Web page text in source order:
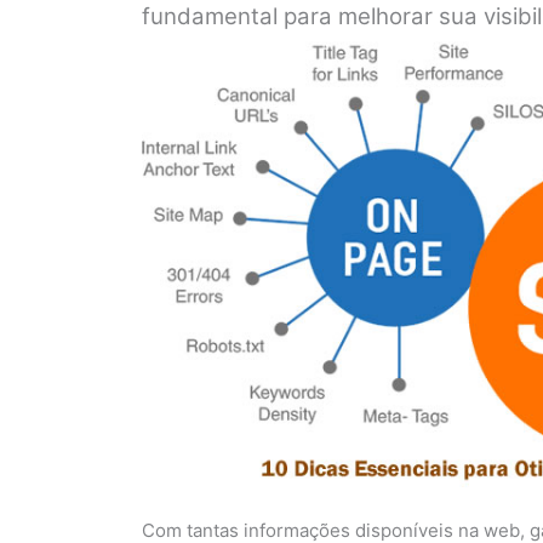
fundamental para melhorar sua
Com tantas informações disponíveis na web,